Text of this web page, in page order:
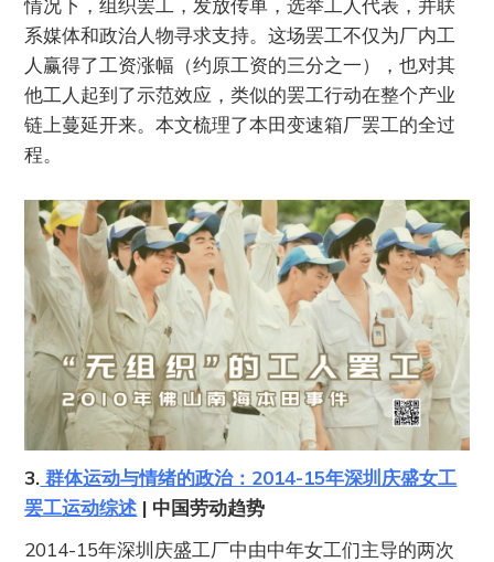
情况下，组织罢工，发放传单，选举工人代表，并联
系媒体和政治人物寻求支持。这场罢工不仅为厂内工
人赢得了工资涨幅（约原工资的三分之一），也对其
他工人起到了示范效应，类似的罢工行动在整个产业
链上蔓延开来。本文梳理了本田变速箱厂罢工的全过
程。
3. 群体运动与情绪的政治：2014-15年深圳庆盛女工
罢工运动综述 | 中国劳动趋势
2014-15年深圳庆盛工厂中由中年女工们主导的两次